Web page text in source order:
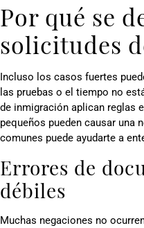
Por qué se
solicitudes
Incluso los casos fuertes
las pruebas o el tiempo no
de inmigración aplican reglas
pequeños pueden causar una
comunes puede ayudarte a
Errores de
débiles
Muchas negaciones no